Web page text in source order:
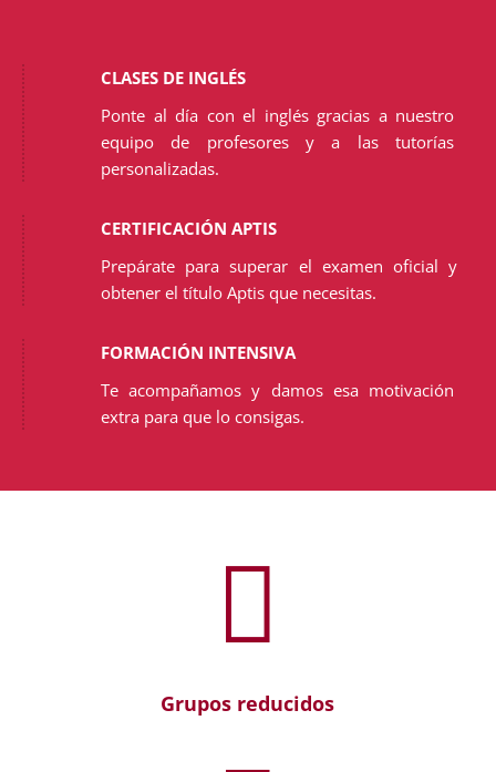
CLASES DE INGLÉS
Ponte al día con el inglés gracias a nuestro
equipo de profesores y a las tutorías
personalizadas.
CERTIFICACIÓN APTIS
Prepárate para superar el examen oficial y
obtener el título Aptis que necesitas.
FORMACIÓN INTENSIVA
Te acompañamos y damos esa motivación
extra para que lo consigas.

Grupos reducidos